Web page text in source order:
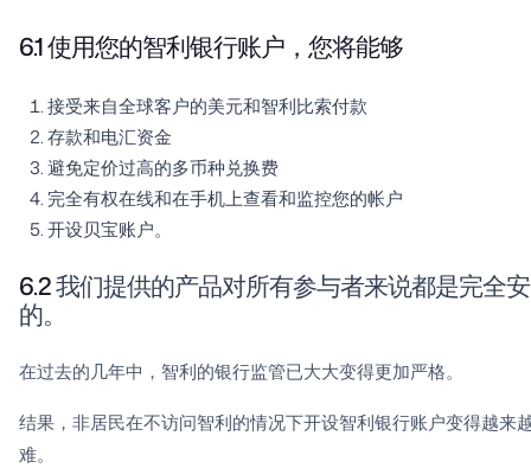
6.1 使用您的智利银行账户，您将能够
接受来自全球客户的美元和智利比索付款
存款和电汇资金
避免定价过高的多币种兑换费
完全有权在线和在手机上查看和监控您的帐户
开设贝宝账户。
6.2我们提供的产品对所有参与者来说都是完全
的。
在过去的几年中，智利的银行监管已大大变得更加严格。
结果，非居民在不访问智利的情况下开设智利银行账户变得越来
难。